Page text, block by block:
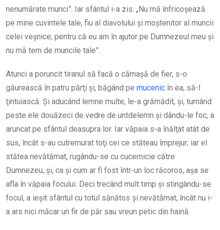
nenumărate munci”. Iar sfântul i-a zis: „Nu mă înfricoşează
pe mine cuvintele tale, fiu al diavolului şi moştenitor al muncii
celei veşnice, pentru că eu am în ajutor pe Dumnezeul meu şi
nu mă tem de muncile tale”.
Atunci a poruncit tiranul să facă o cămaşă de fier, s-o
găurească în patru părţi şi, băgând pe mucenic în ea, să-l
ţintuiască. Şi aducând lemne multe, le-a grămădit, şi, turnând
peste ele douăzeci de vedre de untdelemn şi dându-le foc, a
aruncat pe sfântul deasupra lor. Iar văpaia s-a înălţat atât de
sus, încât s-au cutremurat toţi cei ce stăteau împrejur; iar el
stătea nevătămat, rugându-se cu cucernicie către
Dumnezeu, şi, ca şi cum ar fi fost într-un loc răcoros, aşa se
afla în văpaia focului. Deci trecând mult timp şi stingându-se
focul, a ieşit sfântul cu totul sănătos şi nevătămat, încât nu i-
a ars nici măcar un fir de păr sau vreun petic din haină.